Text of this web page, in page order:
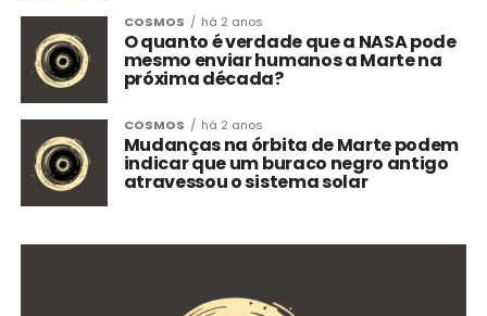
COSMOS há 2 anos
O quanto é verdade que a NASA pode
mesmo enviar humanos a Marte na
próxima década?
COSMOS há 2 anos
Mudanças na órbita de Marte podem
indicar que um buraco negro antigo
atravessou o sistema solar